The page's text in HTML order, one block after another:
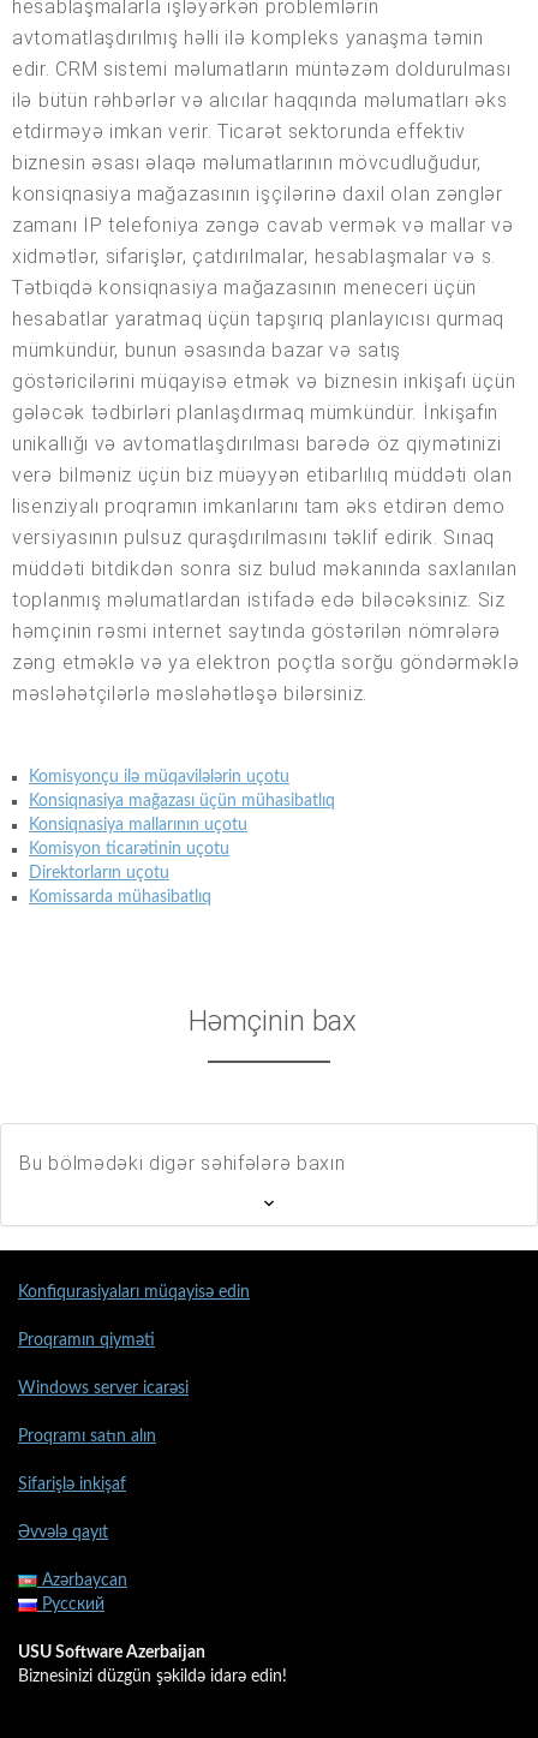
hesablaşmalarla işləyərkən problemlərin
avtomatlaşdırılmış həlli ilə kompleks yanaşma təmin
edir. CRM sistemi məlumatların müntəzəm doldurulması
ilə bütün rəhbərlər və alıcılar haqqında məlumatları əks
etdirməyə imkan verir. Ticarət sektorunda effektiv
biznesin əsası əlaqə məlumatlarının mövcudluğudur,
konsiqnasiya mağazasının işçilərinə daxil olan zənglər
zamanı İP telefoniya zəngə cavab vermək və mallar və
xidmətlər, sifarişlər, çatdırılmalar, hesablaşmalar və s.
Tətbiqdə konsiqnasiya mağazasının meneceri üçün
hesabatlar yaratmaq üçün tapşırıq planlayıcısı qurmaq
mümkündür, bunun əsasında bazar və satış
göstəricilərini müqayisə etmək və biznesin inkişafı üçün
gələcək tədbirləri planlaşdırmaq mümkündür. İnkişafın
unikallığı və avtomatlaşdırılması barədə öz qiymətinizi
verə bilməniz üçün biz müəyyən etibarlılıq müddəti olan
lisenziyalı proqramın imkanlarını tam əks etdirən demo
versiyasının pulsuz quraşdırılmasını təklif edirik. Sınaq
müddəti bitdikdən sonra siz bulud məkanında saxlanılan
toplanmış məlumatlardan istifadə edə biləcəksiniz. Siz
həmçinin rəsmi internet saytında göstərilən nömrələrə
zəng etməklə və ya elektron poçtla sorğu göndərməklə
məsləhətçilərlə məsləhətləşə bilərsiniz.
Komisyonçu ilə müqavilələrin uçotu
Konsiqnasiya mağazası üçün mühasibatlıq
Konsiqnasiya mallarının uçotu
Komisyon ticarətinin uçotu
Direktorların uçotu
Komissarda mühasibatlıq
Həmçinin bax
Bu bölmədəki digər səhifələrə baxın
Konfiqurasiyaları müqayisə edin
Proqramın qiyməti
Windows server icarəsi
Proqramı satın alın
Sifarişlə inkişaf
Əvvələ qayıt
Azərbaycan
Русский
USU Software Azerbaijan
Biznesinizi düzgün şəkildə idarə edin!